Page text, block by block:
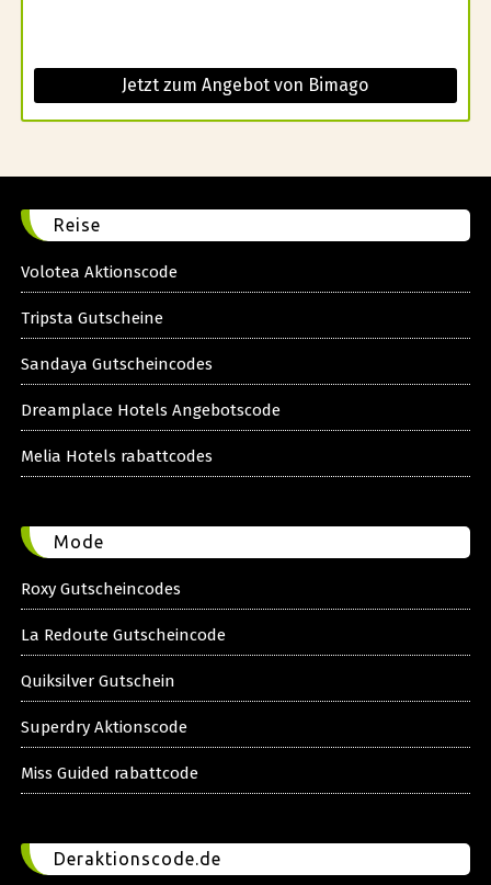
Jetzt zum Angebot von Bimago
Reise
Volotea Aktionscode
Tripsta Gutscheine
Sandaya Gutscheincodes
Dreamplace Hotels Angebotscode
Melia Hotels rabattcodes
Mode
Roxy Gutscheincodes
La Redoute Gutscheincode
Quiksilver Gutschein
Superdry Aktionscode
Miss Guided rabattcode
Deraktionscode.de